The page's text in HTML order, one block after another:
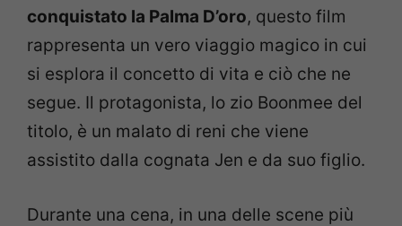
conquistato la Palma D’oro, questo film
rappresenta un vero viaggio magico in cui
si esplora il concetto di vita e ciò che ne
segue. Il protagonista, lo zio Boonmee del
titolo, è un malato di reni che viene
assistito dalla cognata Jen e da suo figlio.
Durante una cena, in una delle scene più